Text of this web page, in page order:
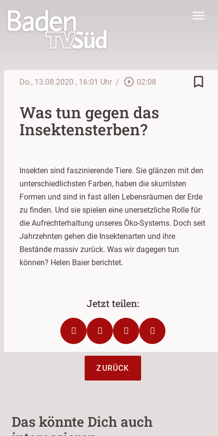
menu
Do., 13.08.2020 , 16:01 Uhr / play_circle_outline 02:08 bookmark_border
Was tun gegen das
Insektensterben?
Insekten sind faszinierende Tiere. Sie glänzen mit den
unterschiedlichsten Farben, haben die skurrilsten
Formen und sind in fast allen Lebensräumen der Erde
zu finden. Und sie spielen eine unersetzliche Rolle für
die Aufrechterhaltung unseres Öko-Systems. Doch seit
Jahrzehnten gehen die Insektenarten und ihre
Bestände massiv zurück. Was wir dagegen tun
können? Helen Baier berichtet.
ZURÜCK
Das könnte Dich auch